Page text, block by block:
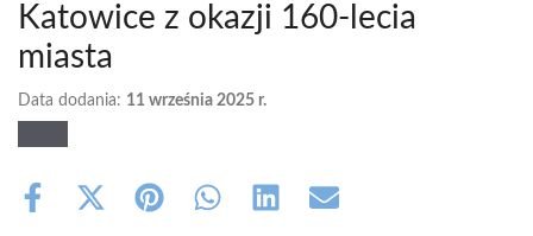
Katowice z okazji 160-lecia
miasta
Data dodania: 11 września 2025 r.
Share
Share Share Share Share Share